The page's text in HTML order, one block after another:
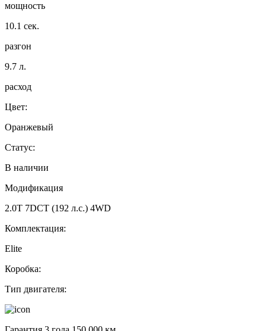
мощность
10.1 сек.
разгон
9.7 л.
расход
Цвет:
Оранжевый
Статус:
В наличии
Модификация
2.0T 7DCT (192 л.с.) 4WD
Комплектация:
Elite
Коробка:
Тип двигателя: